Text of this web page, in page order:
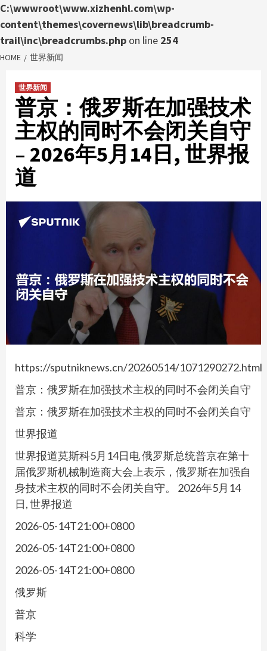
C:\wwwroot\www.xizhenhl.com\wp-
content\themes\covernews\lib\breadcrumb-
trail\inc\breadcrumbs.php on line 254
HOME 世界新闻
世界新闻
普京：俄罗斯在加强技术
主权的同时不会闭关自守
– 2026年5月14日, 世界报
道
https://sputniknews.cn/20260514/1071290272.html
普京：俄罗斯在加强技术主权的同时不会闭关自守
普京：俄罗斯在加强技术主权的同时不会闭关自守
世界报道
世界报道莫斯科5月14日电 俄罗斯总统普京在第十
届俄罗斯机械制造商大会上表示，俄罗斯在加强自
身技术主权的同时不会闭关自守。 2026年5月14
日, 世界报道
2026-05-14T21:00+0800
2026-05-14T21:00+0800
2026-05-14T21:00+0800
俄罗斯
普京
科学